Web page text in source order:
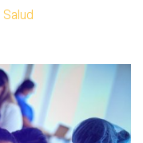
Salud